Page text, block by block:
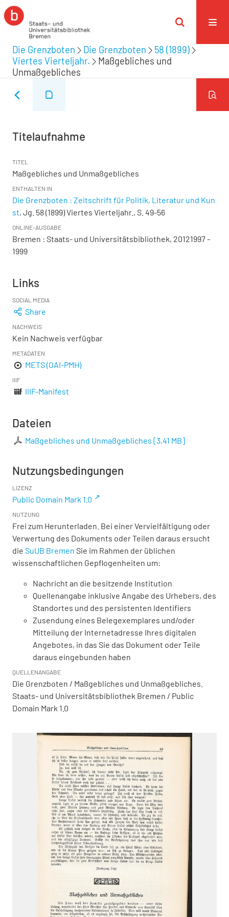
Die Grenzboten Die Grenzboten
58 (1899)
Viertes Vierteljahr.
Maßgebliches und
Unmaßgebliches
Titelaufnahme
TITEL
Maßgebliches und Unmaßgebliches
ENTHALTEN IN
Die Grenzboten : Zeitschrift für Politik, Literatur und Kun
st, Jg. 58 (1899) Viertes Vierteljahr., S. 49-56
ONLINE-AUSGABE
Bremen : Staats- und Universitätsbibliothek, 20121997 -
1999
Links
SOCIAL MEDIA
Share
NACHWEIS
Kein Nachweis verfügbar
METADATEN
METS (OAI-PMH)
IIIF
IIIF-Manifest
Dateien
Maßgebliches und Unmaßgebliches [3,41 MB]
Nutzungsbedingungen
LIZENZ
Public Domain Mark 1.0
NUTZUNG
Frei zum Herunterladen. Bei einer Vervielfältigung oder
Verwertung des Dokuments oder Teilen daraus ersucht
die SuUB Bremen Sie im Rahmen der üblichen
wissenschaftlichen Gepflogenheiten um:
Nachricht an die besitzende Institution
Quellenangabe inklusive Angabe des Urhebers, des
Standortes und des persistenten Identifiers
Zusendung eines Belegexemplares und/oder
Mitteilung der Internetadresse Ihres digitalen
Angebotes, in das Sie das Dokument oder Teile
daraus eingebunden haben
QUELLENANGABE
Die Grenzboten / Maßgebliches und Unmaßgebliches.
Staats- und Universitätsbibliothek Bremen / Public
Domain Mark 1.0